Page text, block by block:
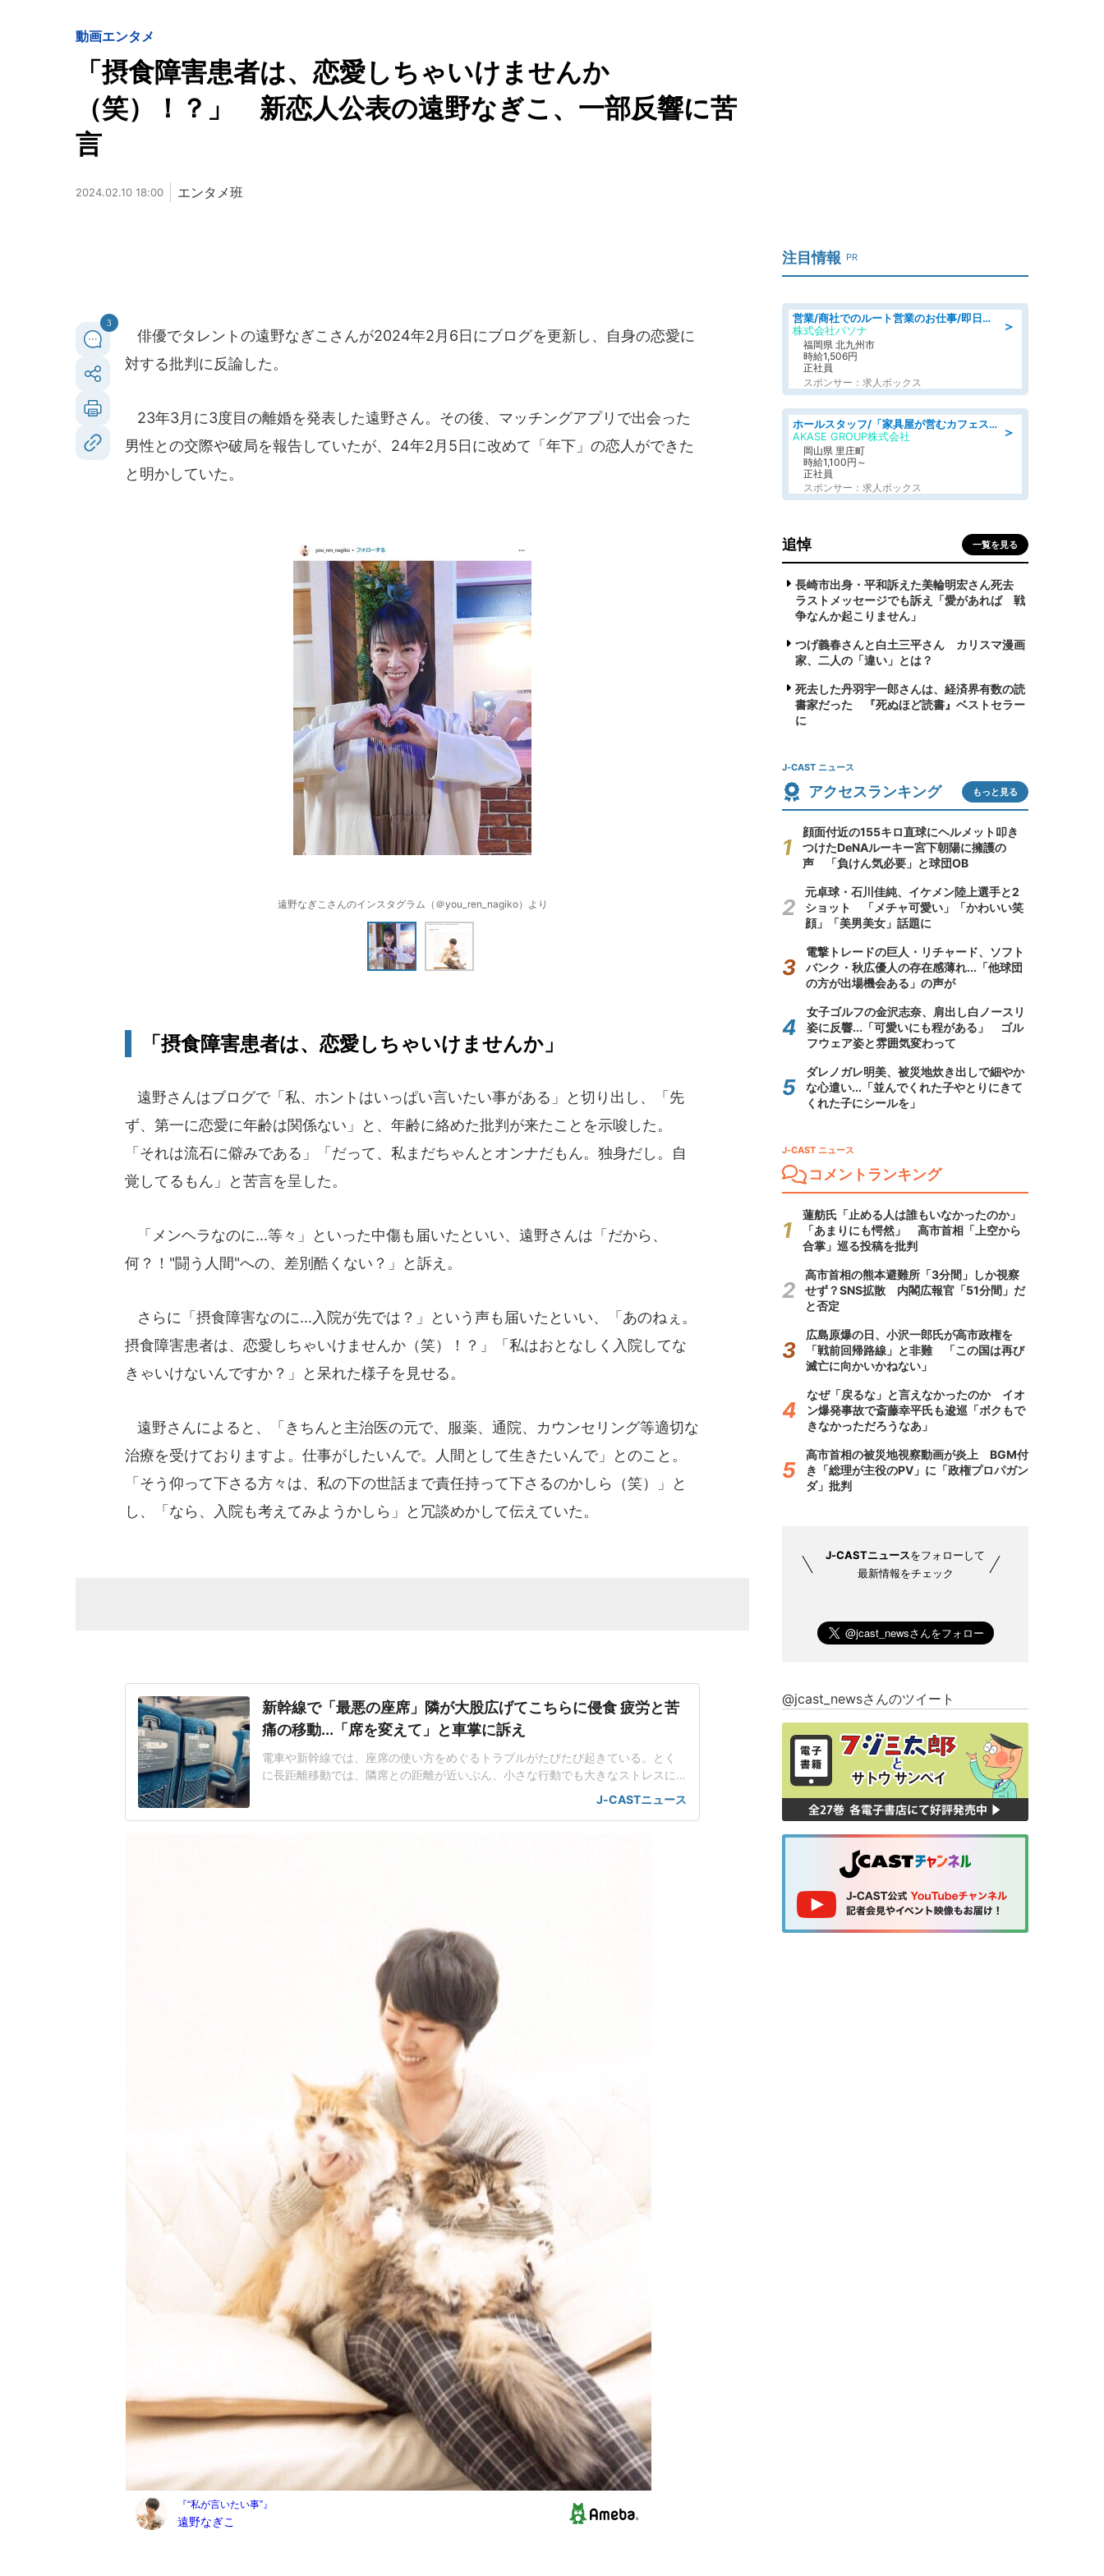
動画エンタメ
「摂食障害患者は、恋愛しちゃいけませんか
（笑）！？」 新恋人公表の遠野なぎこ、一部反響に苦
言
2024.02.10 18:00 エンタメ班
3
俳優でタレントの遠野なぎこさんが2024年2月6日にブログを更新し、自身の恋愛に
対する批判に反論した。
23年3月に3度目の離婚を発表した遠野さん。その後、マッチングアプリで出会った
男性との交際や破局を報告していたが、24年2月5日に改めて「年下」の恋人ができた
と明かしていた。
遠野なぎこさんのインスタグラム（＠you_ren_nagiko）より
「摂食障害患者は、恋愛しちゃいけませんか」
遠野さんはブログで「私、ホントはいっぱい言いたい事がある」と切り出し、「先
ず、第一に恋愛に年齢は関係ない」と、年齢に絡めた批判が来たことを示唆した。
「それは流石に僻みである」「だって、私まだちゃんとオンナだもん。独身だし。自
覚してるもん」と苦言を呈した。
「メンヘラなのに...等々」といった中傷も届いたといい、遠野さんは「だから、
何？！"闘う人間"への、差別酷くない？」と訴え。
さらに「摂食障害なのに...入院が先では？」という声も届いたといい、「あのねぇ。
摂食障害患者は、恋愛しちゃいけませんか（笑）！？」「私はおとなしく入院してな
きゃいけないんですか？」と呆れた様子を見せる。
遠野さんによると、「きちんと主治医の元で、服薬、通院、カウンセリング等適切な
治療を受けておりますよ。仕事がしたいんで。人間として生きたいんで」とのこと。
「そう仰って下さる方々は、私の下の世話まで責任持って下さるのかしら（笑）」と
し、「なら、入院も考えてみようかしら」と冗談めかして伝えていた。
新幹線で「最悪の座席」隣が大股広げてこちらに侵食 疲労と苦
痛の移動...「席を変えて」と車掌に訴え
電車や新幹線では、座席の使い方をめぐるトラブルがたびたび起きている。とく
に長距離移動では、隣席との距離が近いぶん、小さな行動でも大きなストレスに
つながることがある。都内在住の中村彩名さん(仮名・30代)は、関西方面から東
京に向かう新幹線で、思わぬ出来事に直面した。不自然な姿勢で移動する羽目に
J-CASTニュース
注目情報 PR
＞
営業/商社でのルート営業のお仕事/即日勤務可/車通勤可/営業
株式会社パソナ
福岡県 北九州市
時給1,506円
正社員
スポンサー：求人ボックス
＞
ホールスタッフ/「家具屋が営むカフェスタッフ!」週2日～OK!嬉しいまかない付き/岡山県/浅口郡里庄町
AKASE GROUP株式会社
岡山県 里庄町
時給1,100円～
正社員
スポンサー：求人ボックス
追悼 一覧を見る
長崎市出身・平和訴えた美輪明宏さん死去
ラストメッセージでも訴え「愛があれば 戦
争なんか起こりません」
つげ義春さんと白土三平さん カリスマ漫画
家、二人の「違い」とは？
死去した丹羽宇一郎さんは、経済界有数の読
書家だった 『死ぬほど読書』ベストセラー
に
J-CAST ニュース
アクセスランキング もっと見る
顔面付近の155キロ直球にヘルメット叩き
つけたDeNAルーキー宮下朝陽に擁護の
声 「負けん気必要」と球団OB
元卓球・石川佳純、イケメン陸上選手と2
ショット 「メチャ可愛い」「かわいい笑
顔」「美男美女」話題に
電撃トレードの巨人・リチャード、ソフト
バンク・秋広優人の存在感薄れ...「他球団
の方が出場機会ある」の声が
女子ゴルフの金沢志奈、肩出し白ノースリ
姿に反響...「可愛いにも程がある」 ゴル
フウェア姿と雰囲気変わって
ダレノガレ明美、被災地炊き出しで細やか
な心遣い...「並んでくれた子やとりにきて
くれた子にシールを」
J-CAST ニュース
コメントランキング
蓮舫氏「止める人は誰もいなかったのか」
「あまりにも愕然」 高市首相「上空から
合掌」巡る投稿を批判
高市首相の熊本避難所「3分間」しか視察
せず？SNS拡散 内閣広報官「51分間」だ
と否定
広島原爆の日、小沢一郎氏が高市政権を
「戦前回帰路線」と非難 「この国は再び
滅亡に向かいかねない」
なぜ「戻るな」と言えなかったのか イオ
ン爆発事故で斎藤幸平氏も逡巡「ボクもで
きなかっただろうなあ」
高市首相の被災地視察動画が炎上 BGM付
き「総理が主役のPV」に「政権プロパガン
ダ」批判
J-CASTニュースをフォローして
最新情報をチェック
@jcast_newsさんのツイート